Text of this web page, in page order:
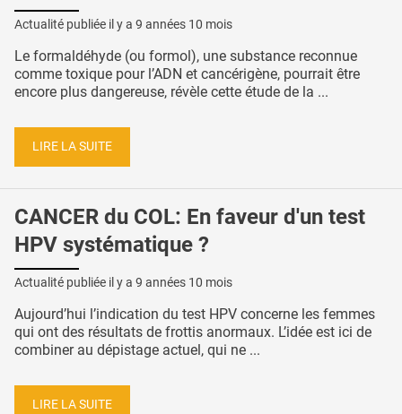
Actualité publiée il y a 9 années 10 mois
Le formaldéhyde (ou formol), une substance reconnue
comme toxique pour l’ADN et cancérigène, pourrait être
encore plus dangereuse, révèle cette étude de la ...
LIRE LA SUITE
CANCER du COL: En faveur d'un test
HPV systématique ?
Actualité publiée il y a 9 années 10 mois
Aujourd’hui l’indication du test HPV concerne les femmes
qui ont des résultats de frottis anormaux. L’idée est ici de
combiner au dépistage actuel, qui ne ...
LIRE LA SUITE